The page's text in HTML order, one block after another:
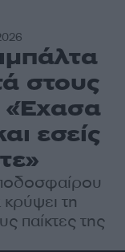
στους
«Έχασα
εσείς
τη
παίκτες της